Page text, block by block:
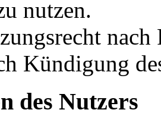
nutzen.
Kündigung
des Nutzers